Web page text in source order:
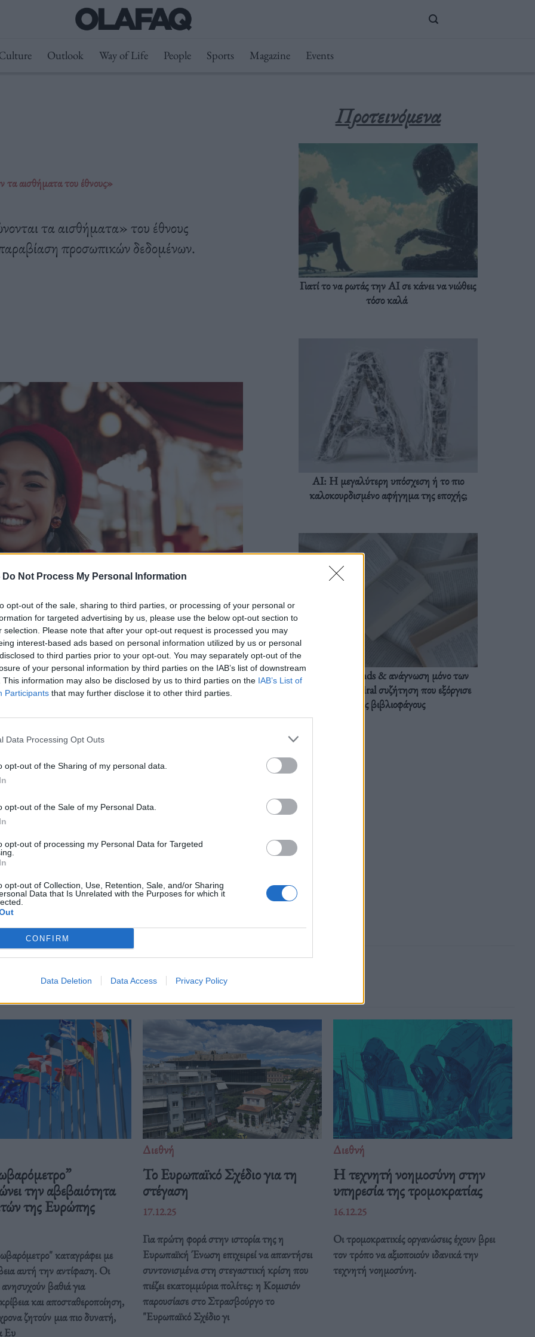
Do Not Process My Personal Information
opt-out of the sale, sharing to third parties, or processing of your personal or
for targeted advertising by us, please use the below opt-out section to
selection. Please note that after your opt-out request is processed you may
interest-based ads based on personal information utilized by us or personal
to third parties prior to your opt-out. You may separately opt-out of the
of your personal information by third parties on the IAB’s list of downstream
This information may also be disclosed by us to third parties on the IAB’s List of
Participants that may further disclose it to other third parties.
Data Processing Opt Outs
opt-out of the Sharing of my personal data.
opt-out of the Sale of my Personal Data.
opt-out of processing my Personal Data for Targeted
opt-out of Collection, Use, Retention, Sale, and/or Sharing
Data that Is Unrelated with the Purposes for which it
CONFIRM
Data Deletion Data Access Privacy Policy
Outlook Way of Life People Sports Magazine Events
αισθήματα του έθνους»
τα αισθήματα» του έθνους
προσωπικών δεδομένων.
τα αισθήματα» του έθνους
παραβίαση προσωπικών δεδομένων.
το πνεύμα του κινεζικού έθνους
Προτεινόμενα
Γιατί το να ρωτάς την AI σε κάνει να νιώθεις
τόσο καλά
AI: Η μεγαλύτερη υπόσχεση ή το πιο
καλοκουρδισμένο αφήγημα της εποχής;
BookTok trends & ανάγνωση μόνο των
διαλόγων: Η viral συζήτηση που εξόργισε
τους βιβλιοφάγους
Δείτε επίσης
την αβεβαιότητα
της Ευρώπης
καταγράφει με
αυτή την αντίφαση. Oι
βαθιά για
και αποσταθεροποίηση,
ζητούν μια πιο δυνατή,
Ευ
Διεθνή
Το Ευρωπαϊκό Σχέδιο για τη
στέγαση
17.12.25
Για πρώτη φορά στην ιστορία της η
Ευρωπαϊκή Ένωση επιχειρεί να απαντήσει
συντονισμένα στη στεγαστική κρίση που
πιέζει εκατομμύρια πολίτες: η Κομισιόν
παρουσίασε στο Στρασβούργο το
"Ευρωπαϊκό Σχέδιο γι
Διεθνή
Η τεχνητή νοημοσύνη στην
υπηρεσία της τρομοκρατίας
16.12.25
Οι τρομοκρατικές οργανώσεις έχουν βρει
τον τρόπο να αξιοποιούν ιδανικά την
τεχνητή νοημοσύνη.